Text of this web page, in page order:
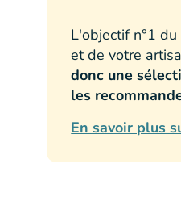
L'objectif n°1
et de votre
donc une
les
En savoir plus